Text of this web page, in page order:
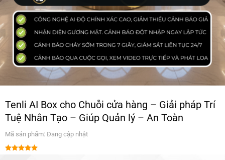
Tenli AI Box cho Chuỗi cửa hàng – Giải pháp Trí
Tuệ Nhân Tạo – Giúp Quản lý – An Toàn
Mã sản phẩm: Đang cập nhật